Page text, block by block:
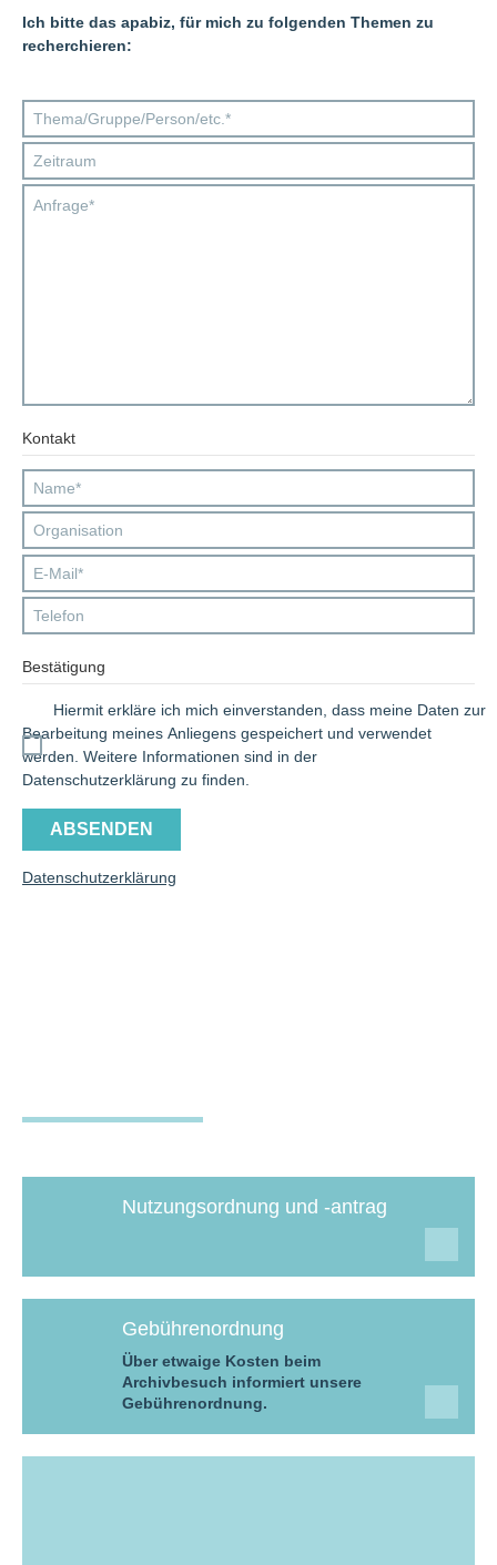
Ich bitte das apabiz, für mich zu folgenden Themen zu
recherchieren:
Kontakt
Bestätigung
Hiermit erkläre ich mich einverstanden, dass meine Daten zur
Bearbeitung meines Anliegens gespeichert und verwendet
werden. Weitere Informationen sind in der
Datenschutzerklärung zu finden.
Datenschutzerklärung
Nutzungsordnung und -antrag
Gebührenordnung
Über etwaige Kosten beim
Archivbesuch informiert unsere
Gebührenordnung.